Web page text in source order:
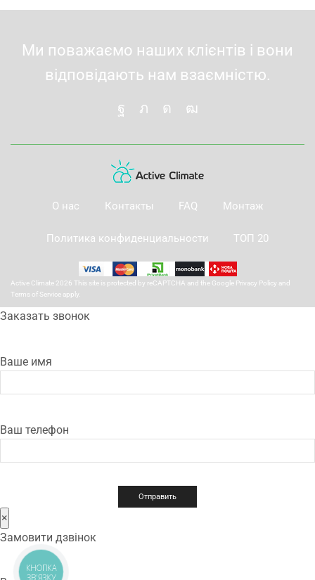
Ми поважаємо наших клієнтів і вони
відповідають нам взаємністю.
О нас Контакты FAQ Монтаж
Политика конфиденциальности ТОП 20
Active Climate 2026 This site is protected by reCAPTCHA and the Google Privacy Policy and
Terms of Service apply.
Заказать звонок
Ваше имя
Ваш телефон
×
Замовити дзвінок
КНОПКА
ЗВ'ЯЗКУ